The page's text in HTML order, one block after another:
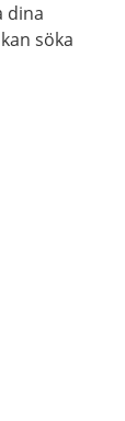
dina
söka